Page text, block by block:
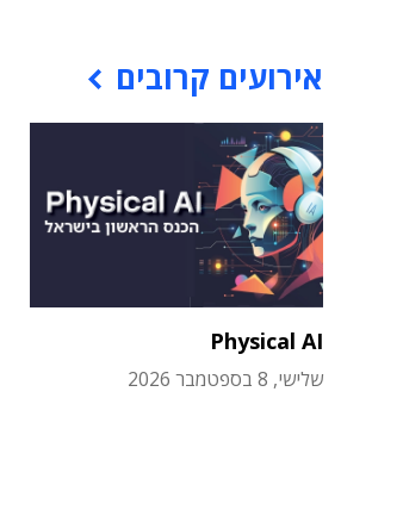
אירועים קרובים
Physical AI
שלישי, 8 בספטמבר 2026